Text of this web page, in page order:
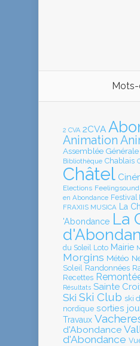
2 CVA 2CVA
Animation
Assemblée Générale
Bibliothèque Chablais
Châtel
Elections Feelingsound
en Abondance Festival
FRAXIIS MUSICA
La
'Abondance La
du Soleil Loto Mairie
Morgins Météo
Soleil
Randonnées
Recettes
Résultats Sainte
Ski Ski Club ski
nordique sorties
Travaux
d'Abondance
d'Abondance